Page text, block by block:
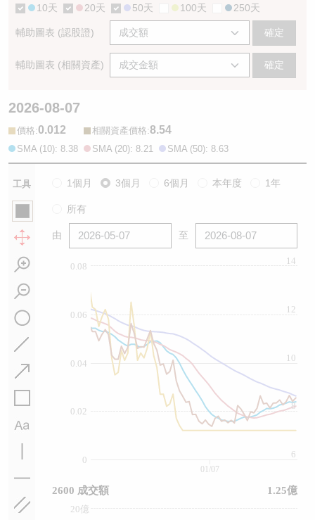
10天 20天 50天 100天 250天
輔助圖表 (認股證) 確定
輔助圖表 (相關資產) 確定
2026-08-07
價格:0.012 相關資產價格:8.54
SMA (10): 8.38 SMA (20): 8.21 SMA (50): 8.63
工具 1個月 3個月 6個月 本年度 1年
所有
由 至
0
0.06
0.02
0.04
0.08
10
6
8
12
14
20億
01/07
2600 成交額 1.25億